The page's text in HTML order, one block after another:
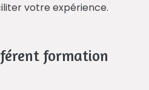
votre expérience.
formation